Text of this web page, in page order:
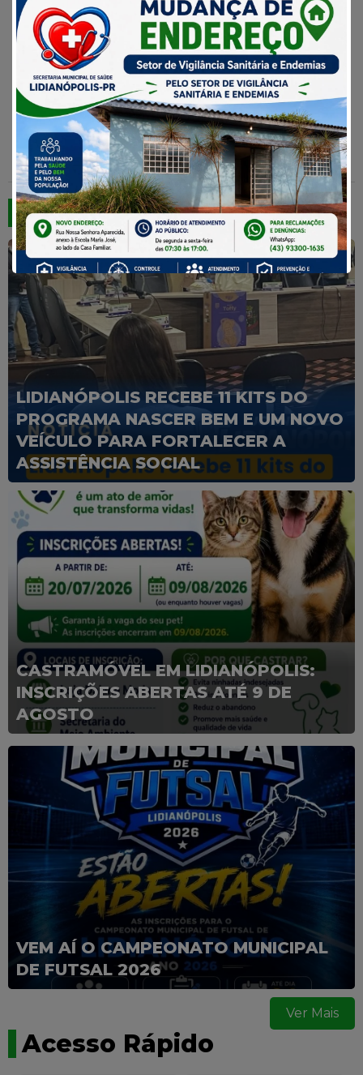
Turismo
Acessar
Notícias
LIDIANÓPOLIS RECEBE 11 KITS DO
PROGRAMA NASCER BEM E UM NOVO
VEÍCULO PARA FORTALECER A
ASSISTÊNCIA SOCIAL
CASTRAMÓVEL EM LIDIANÓPOLIS:
INSCRIÇÕES ABERTAS ATÉ 9 DE
AGOSTO
VEM AÍ O CAMPEONATO MUNICIPAL
DE FUTSAL 2026
Ver Mais
Acesso Rápido